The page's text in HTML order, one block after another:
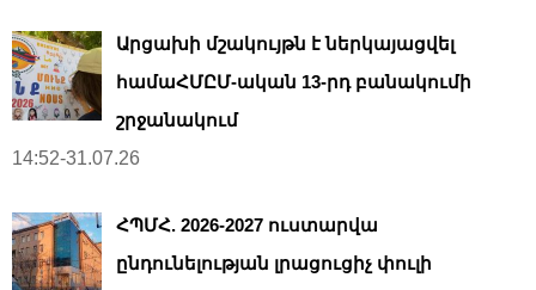
Արցախի մշակույթն է ներկայացվել
համաՀՄԸՄ-ական 13-րդ բանակումի
շրջանակում
14:52-31.07.26
ՀՊՄՀ. 2026-2027 ուստարվա
ընդունելության լրացուցիչ փուլի